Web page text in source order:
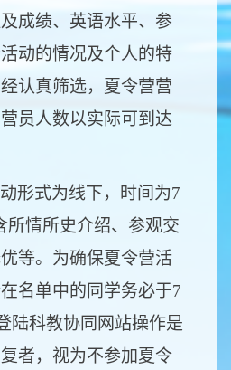
成绩、英语水平、参
动的情况及个人的特
认真筛选，夏令营营
员人数以实际可到达
形式为线下，时间为7
所情所史介绍、参观交
等。为确保夏令营活
名单中的同学务必于7
陆科教协同网站操作是
者，视为不参加夏令